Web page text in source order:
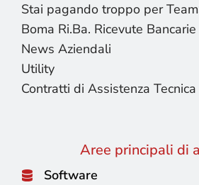
Stai pagando troppo per
Boma Ri.Ba. Ricevute Bancarie
News Aziendali
Utility
Contratti di Assistenza Tecnica
Aree principali di
Software